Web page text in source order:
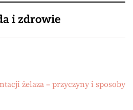
i zdrowie
żelaza – przyczyny i sposoby